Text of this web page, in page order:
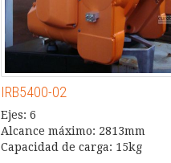
IRB5400-02
Ejes: 6
Alcance máximo: 2813mm
Capacidad de carga: 15kg